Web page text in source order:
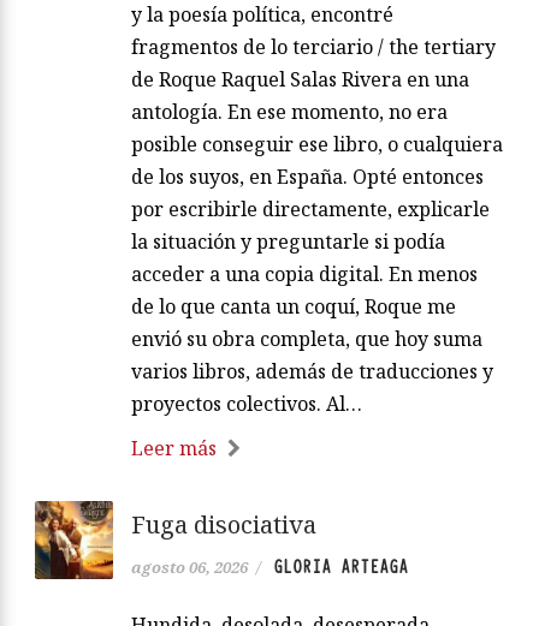
y la poesía política, encontré
fragmentos de lo terciario / the tertiary
de Roque Raquel Salas Rivera en una
antología. En ese momento, no era
posible conseguir ese libro, o cualquiera
de los suyos, en España. Opté entonces
por escribirle directamente, explicarle
la situación y preguntarle si podía
acceder a una copia digital. En menos
de lo que canta un coquí, Roque me
envió su obra completa, que hoy suma
varios libros, además de traducciones y
proyectos colectivos. Al…
Leer más
Fuga disociativa
agosto 06, 2026 / GLORIA ARTEAGA